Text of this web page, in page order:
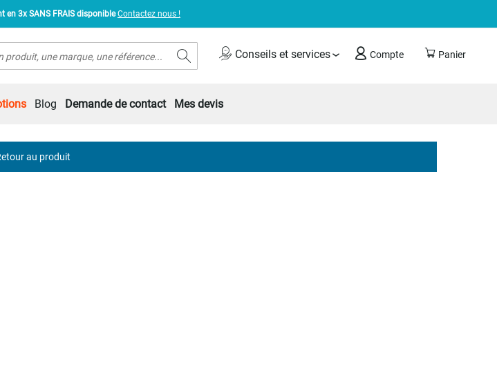
en 3x SANS FRAIS disponible Contactez nous !
Panier
Conseils et services Compte
Rechercher
Blog Demande de contact Mes devis
au produit